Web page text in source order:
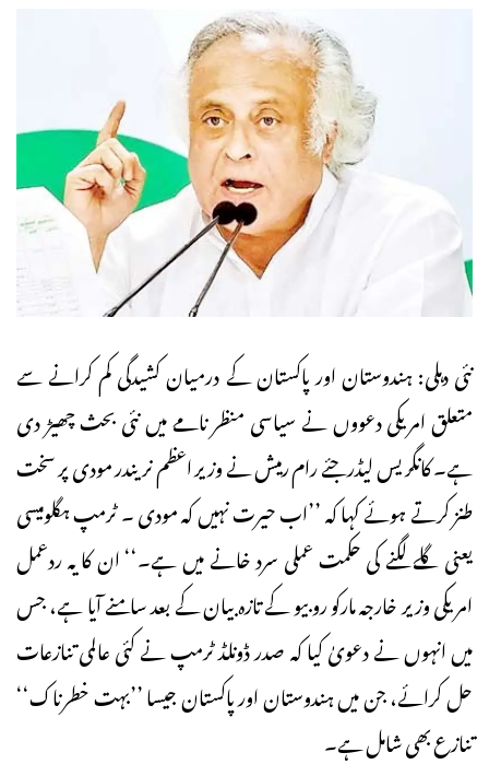
نئی دہلی: ہندوستان اور پاکستان کے درمیان کشیدگی کم کرانے سے
متعلق امریکی دعووں نے سیاسی منظر نامے میں نئی بحث چھیڑ دی
ہے۔ کانگریس لیڈر جئے رام رمیش نے وزیر اعظم نریندر مودی پر سخت
طنز کرتے ہوئے کہا کہ ’’اب حیرت نہیں کہ مودی ۔ ٹرمپ ہگلومیسی
یعنی گلے لگنے کی حکمت عملی سرد خانے میں ہے۔‘‘ ان کا یہ ردعمل
امریکی وزیر خارجہ مارکو روبیو کے تازہ بیان کے بعد سامنے آیا ہے، جس
میں انہوں نے دعویٰ کیا کہ صدر ڈونلڈ ٹرمپ نے کئی عالمی تنازعات
حل کرائے، جن میں ہندوستان اور پاکستان جیسا ’’بہت خطرناک‘‘
تنازع بھی شامل ہے۔